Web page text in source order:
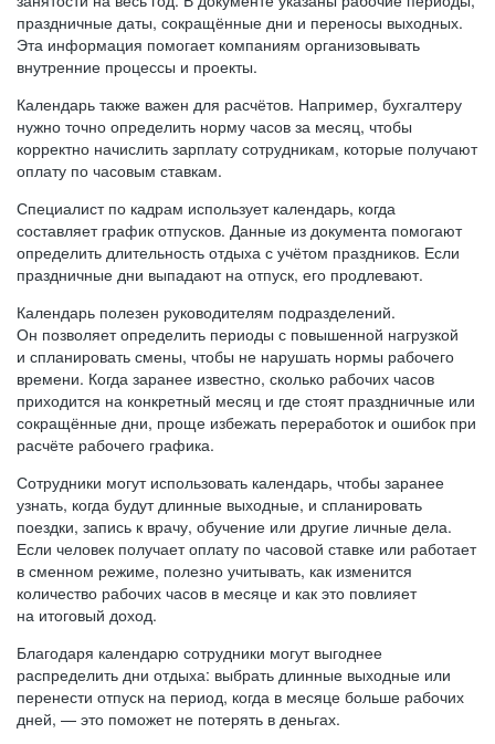
праздничные даты, сокращённые дни и переносы выходных.
Эта информация помогает компаниям организовывать
внутренние процессы и проекты.
Календарь также важен для расчётов. Например, бухгалтеру
нужно точно определить норму часов за месяц, чтобы
корректно начислить зарплату сотрудникам, которые получают
оплату по часовым ставкам.
Специалист по кадрам использует календарь, когда
составляет график отпусков. Данные из документа помогают
определить длительность отдыха с учётом праздников. Если
праздничные дни выпадают на отпуск, его продлевают.
Календарь полезен руководителям подразделений.
Он позволяет определить периоды с повышенной нагрузкой
и спланировать смены, чтобы не нарушать нормы рабочего
времени. Когда заранее известно, сколько рабочих часов
приходится на конкретный месяц и где стоят праздничные или
сокращённые дни, проще избежать переработок и ошибок при
расчёте рабочего графика.
Сотрудники могут использовать календарь, чтобы заранее
узнать, когда будут длинные выходные, и спланировать
поездки, запись к врачу, обучение или другие личные дела.
Если человек получает оплату по часовой ставке или работает
в сменном режиме, полезно учитывать, как изменится
количество рабочих часов в месяце и как это повлияет
на итоговый доход.
Благодаря календарю сотрудники могут выгоднее
распределить дни отдыха: выбрать длинные выходные или
перенести отпуск на период, когда в месяце больше рабочих
дней, — это поможет не потерять в деньгах.